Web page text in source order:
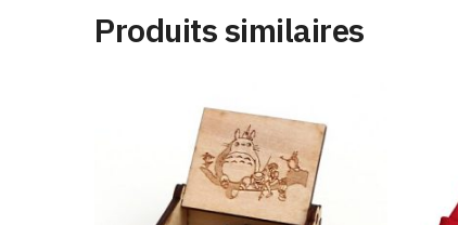
Produits similaires